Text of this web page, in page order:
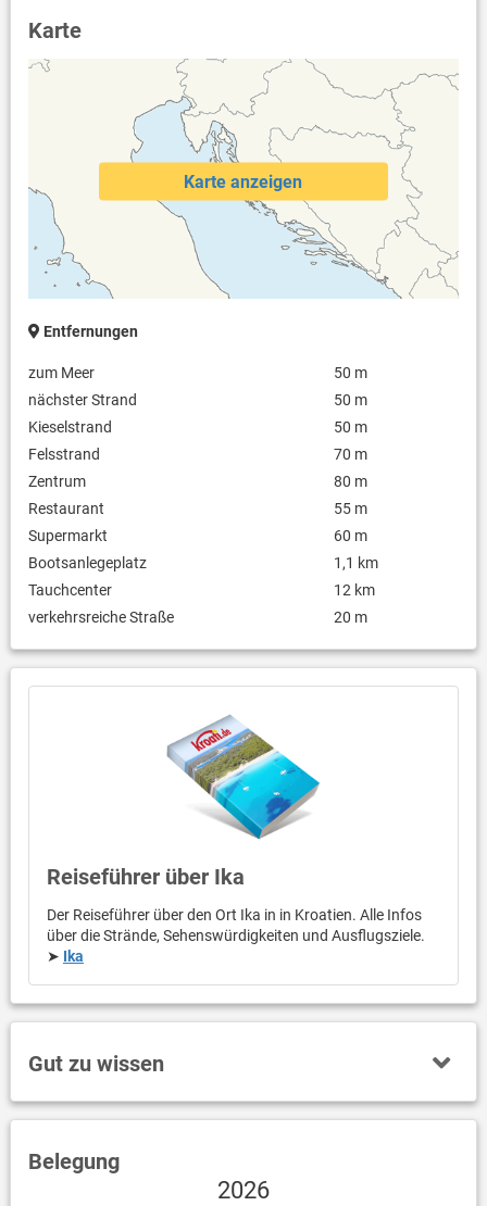
Karte
Karte anzeigen
Entfernungen
zum Meer
50 m
nächster Strand
50 m
Kieselstrand
50 m
Felsstrand
70 m
Zentrum
80 m
Restaurant
55 m
Supermarkt
60 m
Bootsanlegeplatz
1,1 km
Tauchcenter
12 km
verkehrsreiche Straße
20 m
Reiseführer über Ika
Der Reiseführer über den Ort Ika in in Kroatien. Alle Infos
über die Strände, Sehenswürdigkeiten und Ausflugsziele.
➤ Ika
Gut zu wissen
Belegung
2026